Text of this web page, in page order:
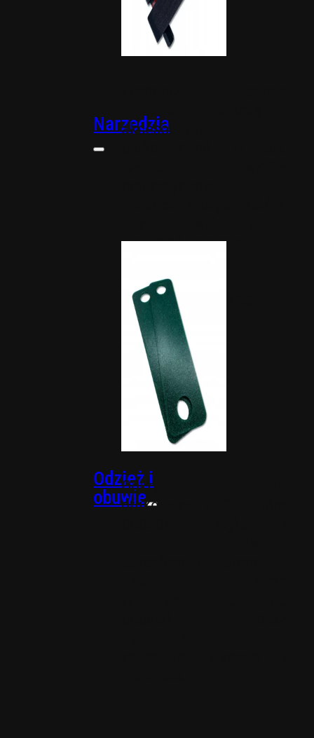
Narzędzia
akcesoriami
utrzymać porządek.
Uchwyty
magnetyczne
Wkładki
PACKOUT
Odzież i
obuwieOdkryj akcesoria
drukowane w 3D, które